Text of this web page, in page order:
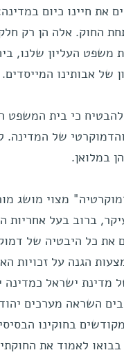
את חיינו כיום
החוק. אלה הן רק
משפט העליון שלנו,
של אבותינו המייסדים.
כי בית המשפט
והדמוקרטי של
במלואן.
מצוי מושג
ברוב בעל אחריות
את כל היבטיה של
הגנה על זכויות
מדינת ישראל
השראה מערכים
בחוקינו
לאמוד את